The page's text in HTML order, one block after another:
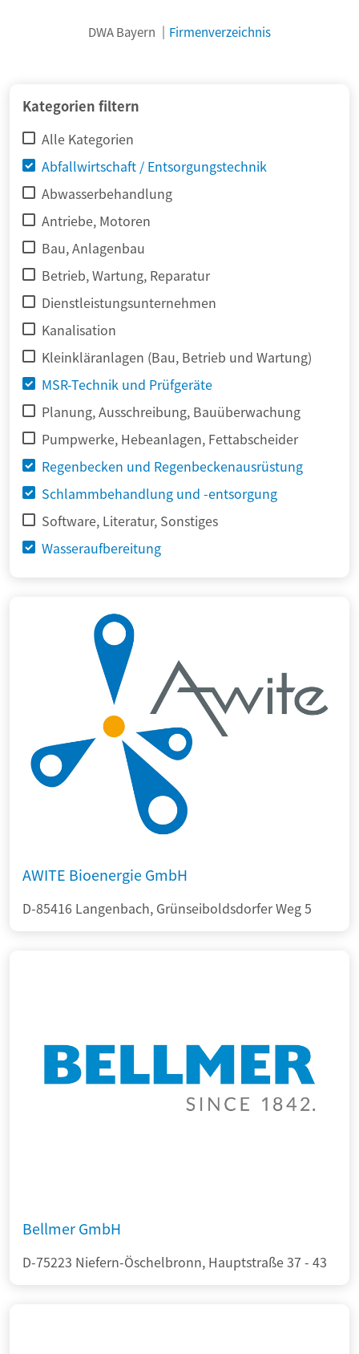
DWA Bayern Firmenverzeichnis
Kategorien filtern
Alle Kategorien
Abfallwirtschaft / Entsorgungstechnik
Abwasserbehandlung
Antriebe, Motoren
Bau, Anlagenbau
Betrieb, Wartung, Reparatur
Dienstleistungsunternehmen
Kanalisation
Kleinkläranlagen (Bau, Betrieb und Wartung)
MSR-Technik und Prüfgeräte
Planung, Ausschreibung, Bauüberwachung
Pumpwerke, Hebeanlagen, Fettabscheider
Regenbecken und Regenbeckenausrüstung
Schlammbehandlung und -entsorgung
Software, Literatur, Sonstiges
Wasseraufbereitung
AWITE Bioenergie GmbH
D-85416 Langenbach, Grünseiboldsdorfer Weg 5
Bellmer GmbH
D-75223 Niefern-Öschelbronn, Hauptstraße 37 - 43